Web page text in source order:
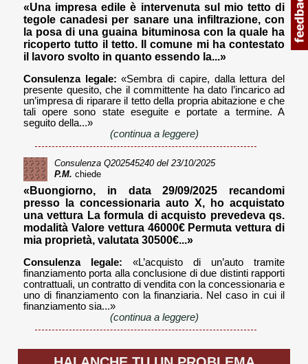
«Una impresa edile è intervenuta sul mio tetto di
tegole canadesi per sanare una infiltrazione, con
la posa di una guaina bituminosa con la quale ha
ricoperto tutto il tetto. Il comune mi ha contestato
il lavoro svolto in quanto essendo la...»
Consulenza legale: «Sembra di capire, dalla lettura del
presente quesito, che il committente ha dato l’incarico ad
un’impresa di riparare il tetto della propria abitazione e che
tali opere sono state eseguite e portate a termine. A
seguito della...»
(continua a leggere)
Consulenza Q202545240del 23/10/2025
P.M. chiede
«Buongiorno, in data 29/09/2025 recandomi
presso la concessionaria auto X, ho acquistato
una vettura La formula di acquisto prevedeva qs.
modalità Valore vettura 46000€ Permuta vettura di
mia proprietà, valutata 30500€...»
Consulenza legale: «L’acquisto di un’auto tramite
finanziamento porta alla conclusione di due distinti rapporti
contrattuali, un contratto di vendita con la concessionaria e
uno di finanziamento con la finanziaria. Nel caso in cui il
finanziamento sia...»
(continua a leggere)